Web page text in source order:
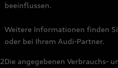
beeinflussen.
Weitere Informationen finden
oder bei Ihrem Audi-Partner.
2Die angegebenen Verbrauchs-